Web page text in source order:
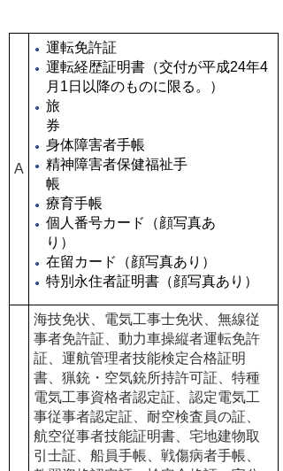
A
運転免許証
運転経歴証明書（交付が平成24年4
月1日以降のものに限る。）
旅
券
身体障害者手帳
精神障害者保健福祉手
帳
療育手帳
個人番号カード（顔写真あ
り）
在留カード（顔写真あり）
特別永住者証明書（顔写真あり）
海技免状、電気工事士免状、無線従
事者免許証、動力車操縦者運転免許
証、運航管理者技能検定合格証明
書、猟銃・空気銃所持許可証、特種
電気工事資格者認定証、認定電気工
事従事者認定証、耐空検査員の証、
航空従事者技能証明書、宅地建物取
引士証、船員手帳、戦傷病者手帳、